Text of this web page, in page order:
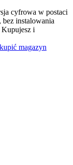
cyfrowa w postaci
instalowania
Kupujesz i
magazyn